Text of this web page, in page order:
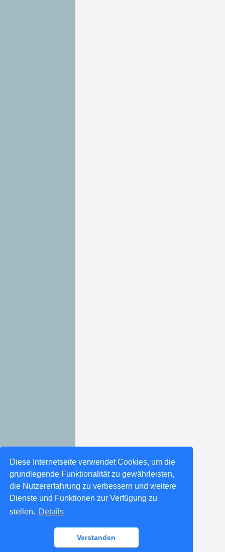
Diese Internetseite verwendet Cookies, um die
grundlegende Funktionalität zu gewährleisten,
die Nutzererfahrung zu verbessern und weitere
Dienste und Funktionen zur Verfügung zu
stellen. Details
Verstanden